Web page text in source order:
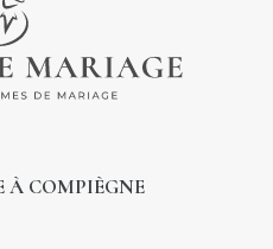
À COMPIÈGNE